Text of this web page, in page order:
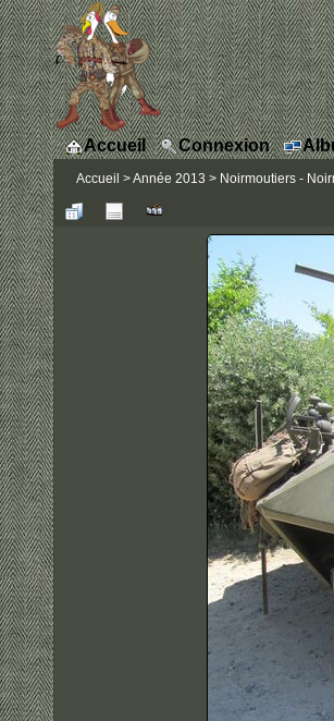
Accueil Connexion
Accueil >Année 2013 > Noirmoutiers -